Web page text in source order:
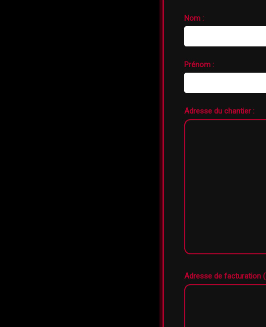
Nom :
Prénom :
Adresse du chantier :
Adresse de facturation